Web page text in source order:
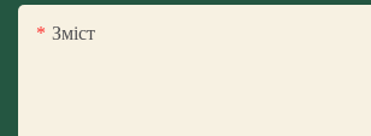
Зміст